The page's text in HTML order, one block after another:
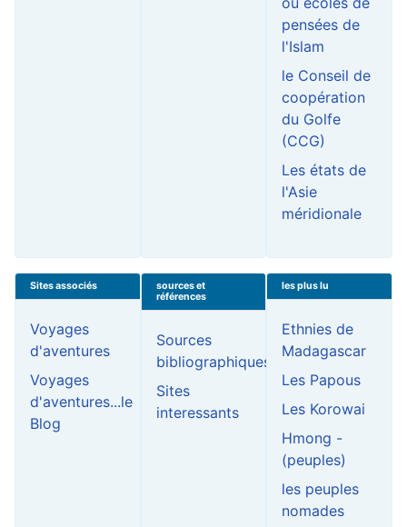
pensées de
l'Islam
le Conseil de
coopération
du Golfe
(CCG)
Les états de
l'Asie
méridionale
Sites associés
Voyages
d'aventures
Voyages
d'aventures...le
Blog
sources et
références
Sources
bibliographiques
Sites
interessants
les plus lu
Ethnies de
Madagascar
Les Papous
Les Korowai
Hmong -
(peuples)
les peuples
nomades